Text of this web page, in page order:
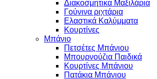
Διακοσμητικα Μαξιλάρια
Γούνινα ριχτάρια
Ελαστικά Καλύμματα
Κουρτίνες
Μπάνιο
Πετσέτες Μπάνιου
Μπουρνούζια Παιδικά
Κουρτίνες Μπάνιου
Πατάκια Μπάνιου